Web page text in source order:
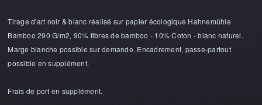
Tirage d'art noir & blanc réalisé sur papier écologique Hahnemühle
Bamboo 290 G/m2, 90% fibres de bamboo - 10% Coton - blanc naturel.
Marge blanche possible sur demande. Encadrement, passe-partout
possible en supplément.
Frais de port en supplément.